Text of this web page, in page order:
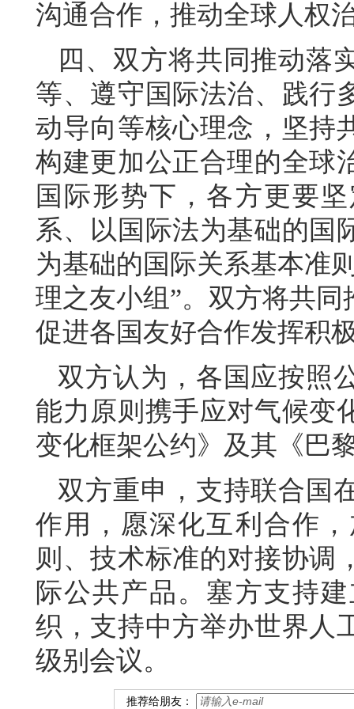
沟通合作，推动全球人权
四、双方将共同推动落
等、遵守国际法治、践行
动导向等核心理念，坚持
构建更加公正合理的全球
国际形势下，各方更要
系、以国际法为基础的国
为基础的国际关系基本准
理之友小组”。双方将共
促进各国友好合作发挥积
双方认为，各国应按照
能力原则携手应对气候变
变化框架公约》及其《巴
双方重申，支持联合国
作用，愿深化互利合作
则、技术标准的对接协调
际公共产品。塞方支持
织，支持中方举办世界人
级别会议。
推荐给朋友：